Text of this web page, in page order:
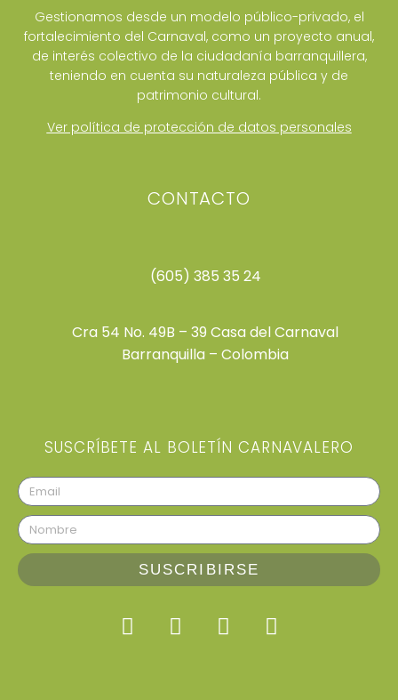
Gestionamos desde un modelo público-privado, el
fortalecimiento del Carnaval, como un proyecto anual,
de interés colectivo de la ciudadanía barranquillera,
teniendo en cuenta su naturaleza pública y de
patrimonio cultural.
Ver política de protección de datos personales
CONTACTO
(605) 385 35 24
Cra 54 No. 49B – 39 Casa del Carnaval
Barranquilla – Colombia
SUSCRÍBETE AL BOLETÍN CARNAVALERO
SUSCRIBIRSE